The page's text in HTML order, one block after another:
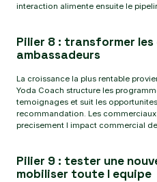
interaction alimente ensuite le
Pilier 8 : transformer
ambassadeurs
La croissance la plus rentable
Yoda Coach structure les
temoignages et suit les
recommandation. Les
precisement l impact commercial
Pilier 9 : tester une
mobiliser toute l equipe